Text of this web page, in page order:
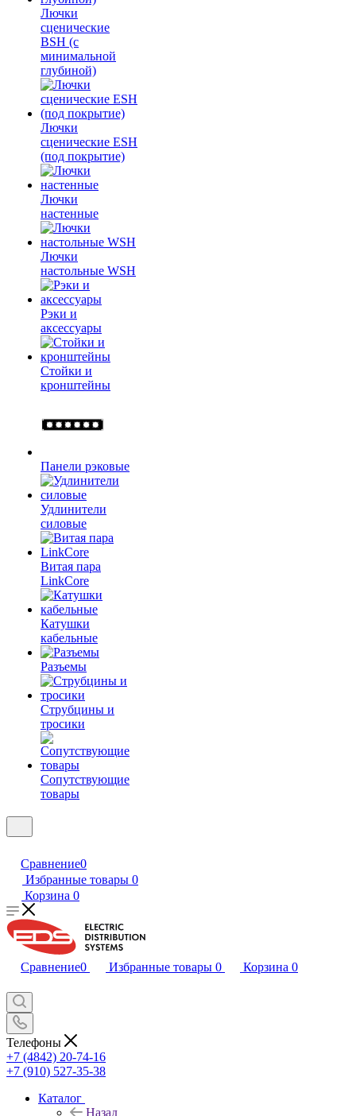
Лючки
сценические
BSH (с
минимальной
глубиной)
Лючки
сценические ESH
(под покрытие)
Лючки
настенные
Лючки
настольные WSH
Рэки и
аксессуары
Стойки и
кронштейны
Панели рэковые
Удлинители
силовые
Витая пара
LinkCore
Катушки
кабельные
Разъемы
Струбцины и
тросики
Сопутствующие
товары
Сравнение0
Избранные товары 0
Корзина 0
Сравнение0 Избранные товары 0 Корзина 0
Телефоны
+7 (4842) 20-74-16
+7 (910) 527-35-38
Каталог
Назад